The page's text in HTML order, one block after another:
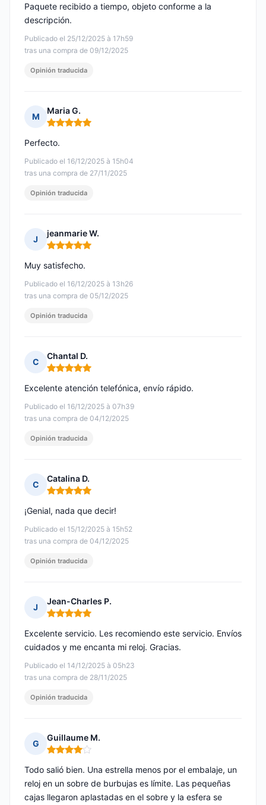
Publicado el 25/12/2025 à 17h59
tras una compra de 09/12/2025
Paquete recibido a tiempo, objeto conforme a la
descripción.
Opinión traducida
M
Maria G.
Nota: 5 de 5
Publicado el 16/12/2025 à 15h04
tras una compra de 27/11/2025
Perfecto.
Opinión traducida
J
jeanmarie W.
Nota: 5 de 5
Publicado el 16/12/2025 à 13h26
tras una compra de 05/12/2025
Muy satisfecho.
Opinión traducida
C
Chantal D.
Nota: 5 de 5
Publicado el 16/12/2025 à 07h39
tras una compra de 04/12/2025
Excelente atención telefónica, envío rápido.
Opinión traducida
C
Catalina D.
Nota: 5 de 5
Publicado el 15/12/2025 à 15h52
tras una compra de 04/12/2025
¡Genial, nada que decir!
Opinión traducida
J
Jean-Charles P.
Nota: 5 de 5
Publicado el 14/12/2025 à 05h23
tras una compra de 28/11/2025
Excelente servicio. Les recomiendo este servicio. Envíos
cuidados y me encanta mi reloj. Gracias.
Opinión traducida
G
Guillaume M.
Nota: 4 de 5
Todo salió bien. Una estrella menos por el embalaje, un
reloj en un sobre de burbujas es límite. Las pequeñas
cajas llegaron aplastadas en el sobre y la esfera se